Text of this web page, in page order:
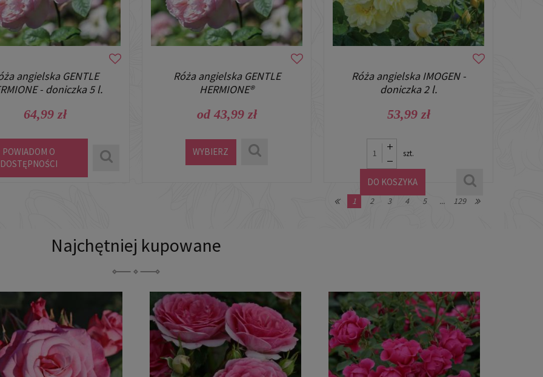
angielska GENTLE
- doniczka 5 l.
64,99 zł
POWIADOM O
DOSTĘPNOŚCI
Róża angielska GENTLE
HERMIONE®
od 43,99 zł
WYBIERZ
Róża angielska IMOGEN -
doniczka 2 l.
53,99 zł
szt.
DO KOSZYKA
1 2 3 4 5 ... 129
Najchętniej kupowane